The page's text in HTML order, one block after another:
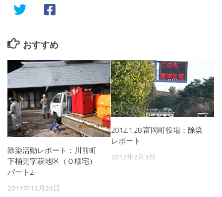
おすすめ
除染活動レポート：川前町
下桶売字萩地区（Ｏ様宅）
パート2
2011年12月26日
2012.1.28 富岡町役場：除染
レポート
2012年2月3日